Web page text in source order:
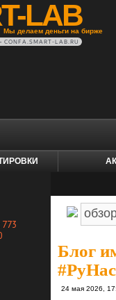
LAB
Мы делаем деньги на бирже
LAB.RU
Блог
24 мая 2026,